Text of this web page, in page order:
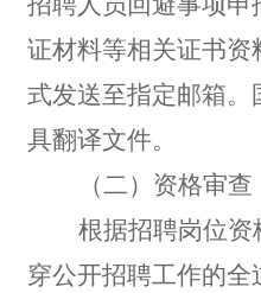
证材料等相关证书资
式发送至指定邮箱。
具翻译文件。
（二）资格审查
根据招聘岗位
穿公开招聘工作的全